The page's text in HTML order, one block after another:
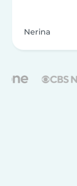
Nerina